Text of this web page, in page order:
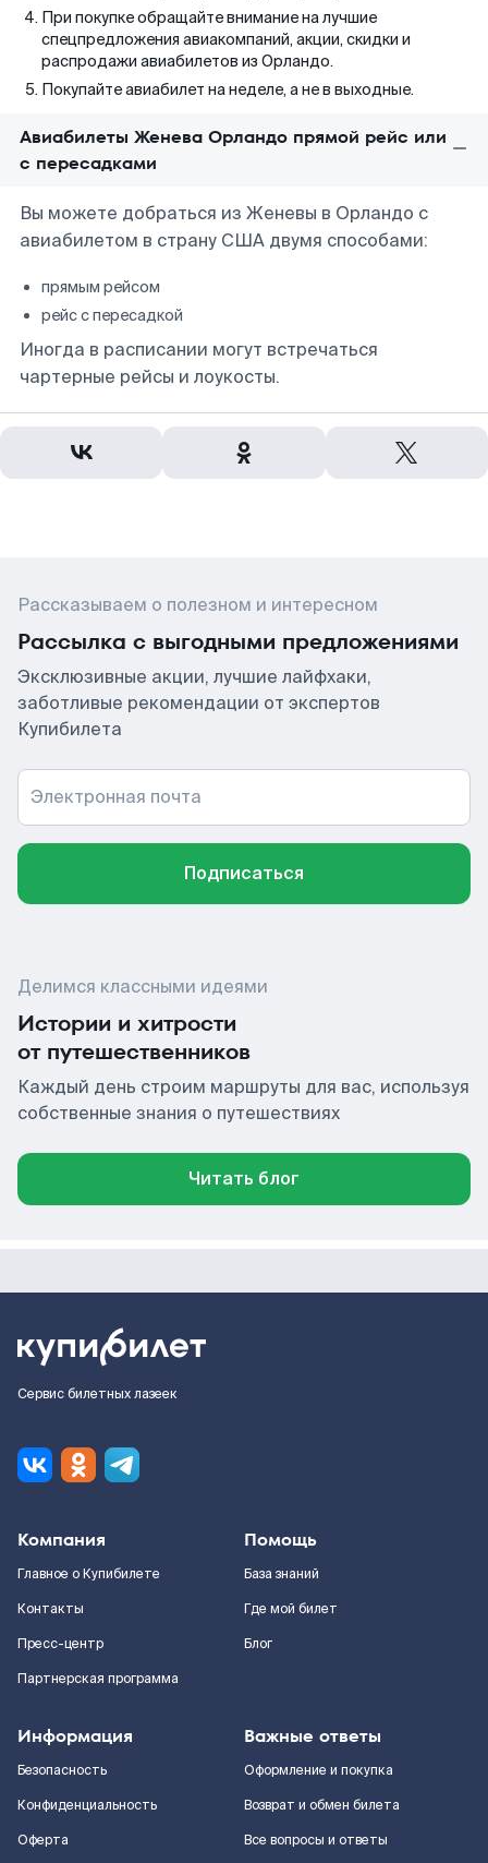
При покупке обращайте внимание на лучшие
спецпредложения авиакомпаний, акции, скидки и
распродажи авиабилетов из Орландо.
Покупайте авиабилет на неделе, а не в выходные.
Авиабилеты Женева Орландо прямой рейс или
с пересадками
Вы можете добраться из Женевы в Орландо с
авиабилетом в страну США двумя способами:
прямым рейсом
рейс с пересадкой
Иногда в расписании могут встречаться
чартерные рейсы и лоукосты.
Рассказываем о полезном и интересном
Рассылка с выгодными предложениями
Эксклюзивные акции, лучшие лайфхаки,
заботливые рекомендации от экспертов
Купибилета
Электронная почта
Подписаться
Делимся классными идеями
Истории и хитрости
от путешественников
Каждый день строим маршруты для вас, используя
собственные знания о путешествиях
Читать блог
Сервис билетных лазеек
Компания
Главное о Купибилете
Контакты
Пресс-центр
Партнерская программа
Помощь
База знаний
Где мой билет
Блог
Информация
Безопасность
Конфиденциальность
Оферта
Важные ответы
Оформление и покупка
Возврат и обмен билета
Все вопросы и ответы